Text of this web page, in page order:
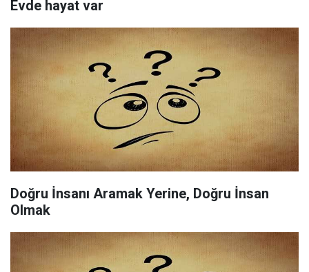
Evde hayat var
Doğru İnsanı Aramak Yerine, Doğru İnsan
Olmak